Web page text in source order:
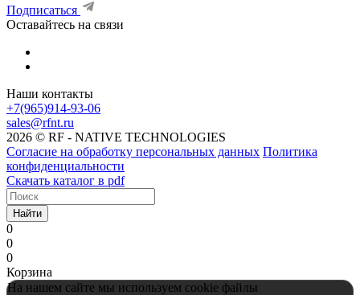
Подписаться
Оставайтесь на связи
Наши контакты
+7(965)914-93-06
sales@rfnt.ru
2026 © RF - NATIVE TECHNOLOGIES
Согласие на обработку персональных данных Политика
конфиденциальности
Скачать каталог в pdf
Найти
0
0
0
Корзина
На нашем сайте мы используем cookie файлы